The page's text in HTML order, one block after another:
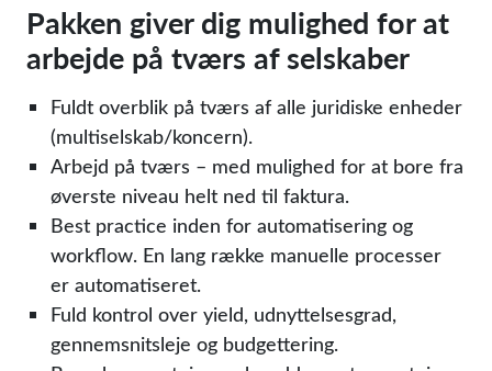
Pakken giver dig mulighed for at
arbejde på tværs af selskaber
Fuldt overblik på tværs af alle juridiske enheder
(multiselskab/koncern).
Arbejd på tværs – med mulighed for at bore fra
øverste niveau helt ned til faktura.
Best practice inden for automatisering og
workflow. En lang række manuelle processer
er automatiseret.
Fuld kontrol over yield, udnyttelsesgrad,
gennemsnitsleje og budgettering.